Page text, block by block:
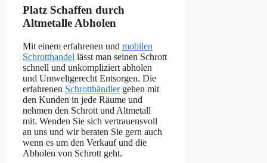
Platz Schaffen durch
Altmetalle Abholen
Mit einem erfahrenen und mobilen
Schrotthandel lässt man seinen Schrott
schnell und unkompliziert abholen
und Umweltgerecht Entsorgen. Die
erfahrenen Schrotthändlergehen mit
den Kunden in jede Räume und
nehmen den Schrott und Altmetall
mit. Wenden Sie sich vertrauensvoll
an uns und wir beraten Sie gern auch
wenn es um den Verkauf und die
Abholen von Schrott geht.